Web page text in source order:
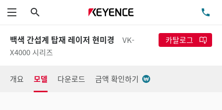
메뉴
백색 간섭계 탑재 레이저 현미경
VK-
X4000 시리즈
카탈로그
개요 모델 다운로드 금액 확인하기